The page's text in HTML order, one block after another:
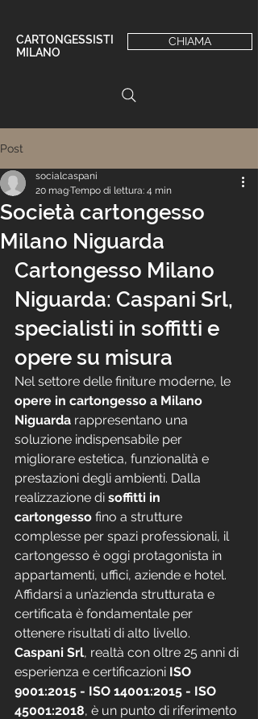
CARTONGESSISTI
MILANO
CHIAMA
Post
Società cartongesso
Milano Niguarda
socialcaspani
20 magTempo di lettura: 4 min
Cartongesso Milano
Niguarda: Caspani Srl,
specialisti in soffitti e
opere su misura
Nel settore delle finiture moderne, le
opere in cartongesso a Milano
Niguarda rappresentano una
soluzione indispensabile per
migliorare estetica, funzionalità e
prestazioni degli ambienti. Dalla
realizzazione di soffitti in
cartongesso fino a strutture
complesse per spazi professionali, il
cartongesso è oggi protagonista in
appartamenti, uffici, aziende e hotel.
Affidarsi a un’azienda strutturata e
certificata è fondamentale per
ottenere risultati di alto livello.
Caspani Srl, realtà con oltre 25 anni di
esperienza e certificazioni ISO
9001:2015 - ISO 14001:2015 - ISO
45001:2018, è un punto di riferimento